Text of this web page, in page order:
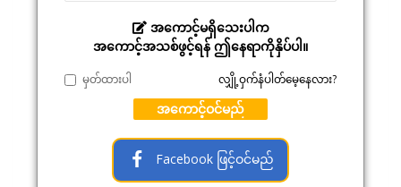
အကောင့်မရှိသေးပါက
အကောင့်အသစ်ဖွင့်ရန် ဤနေရာကိုနှိပ်ပါ။
မှတ်ထားပါ လျှို့ဝှက်နံပါတ်မေ့နေလား?
အကောင့်ဝင်မည်
Facebook ဖြင့်ဝင်မည်